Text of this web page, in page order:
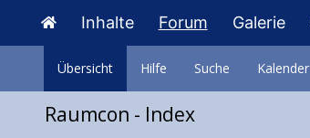
Inhalte Forum Galerie
Übersicht Hilfe Suche Kalender
Raumcon - Index